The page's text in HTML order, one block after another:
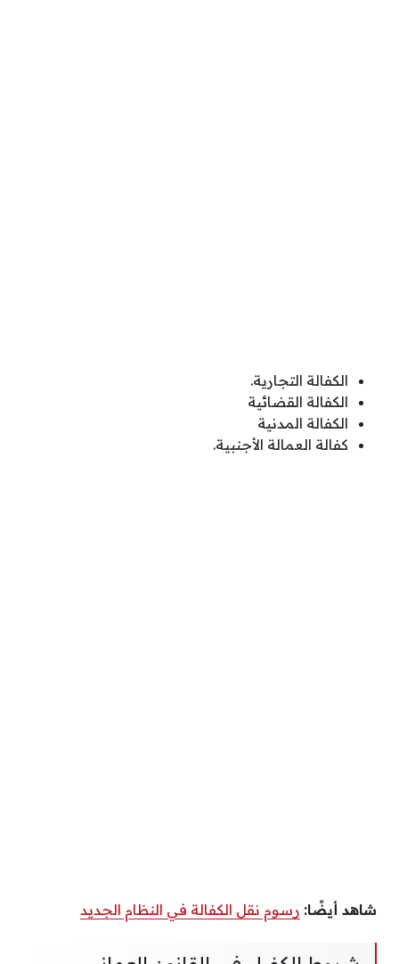
الكفالة التجارية.
الكفالة القضائية
الكفالة المدنية
كفالة العمالة الأجنبية.
شاهد أيضًا: رسوم نقل الكفالة في النظام الجديد